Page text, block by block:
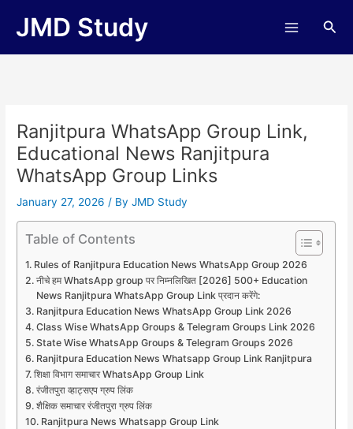
JMD Study
Ranjitpura WhatsApp Group Link,
Educational News Ranjitpura
WhatsApp Group Links
January 27, 2026/ ByJMD Study
Table of Contents
Rules of Ranjitpura Education News WhatsApp Group 2026
नीचे हम WhatsApp group पर निम्नलिखित [2026] 500+ Education
News Ranjitpura WhatsApp Group Link प्रदान करेंगे:
Ranjitpura Education News WhatsApp Group Link 2026
Class Wise WhatsApp Groups & Telegram Groups Link 2026
State Wise WhatsApp Groups & Telegram Groups 2026
Ranjitpura Education News Whatsapp Group Link Ranjitpura
शिक्षा विभाग समाचार WhatsApp Group Link
रंजीतपुरा व्हाट्सएप ग्रुप लिंक
शैक्षिक समाचार रंजीतपुरा ग्रुप लिंक
Ranjitpura News Whatsapp Group Link